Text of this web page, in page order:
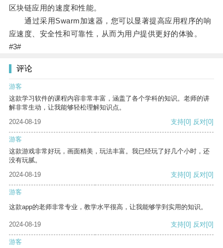
区块链应用的速度和性能。
通过采用Swarm加速器，您可以显著提高应用程序的响
应速度、安全性和可靠性，从而为用户提供更好的体验。
#3#
评论
游客
这款学习软件的课程内容非常丰富，涵盖了各个学科的知识。老师的讲
解非常生动，让我能够轻松理解知识点。
2024-08-19
支持[0] 反对[0]
游客
这款游戏非常好玩，画面精美，玩法丰富。我已经玩了好几个小时，还
没有玩腻。
2024-08-19
支持[0] 反对[0]
游客
这款app的老师非常专业，教学水平很高，让我能够学到实用的知识。
2024-08-19 支持[0] 反对[0]
游客